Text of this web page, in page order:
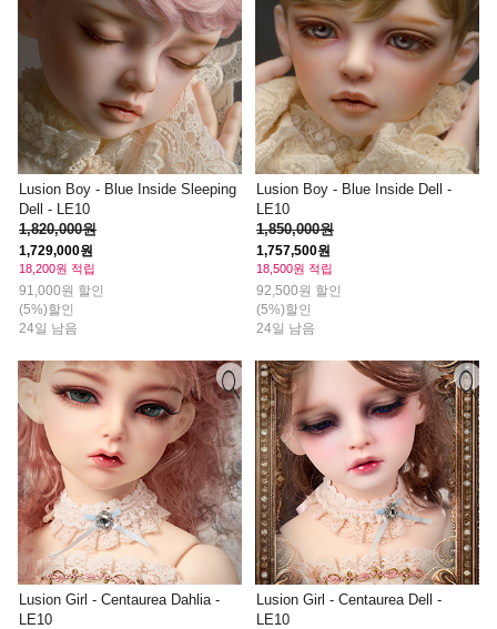
Lusion Boy - Blue Inside Sleeping
Dell - LE10
1,820,000원
1,729,000원
18,200원 적립
91,000원 할인
(5%)할인
24일 남음
Lusion Boy - Blue Inside Dell -
LE10
1,850,000원
1,757,500원
18,500원 적립
92,500원 할인
(5%)할인
24일 남음
Lusion Girl - Centaurea Dahlia -
LE10
Lusion Girl - Centaurea Dell -
LE10